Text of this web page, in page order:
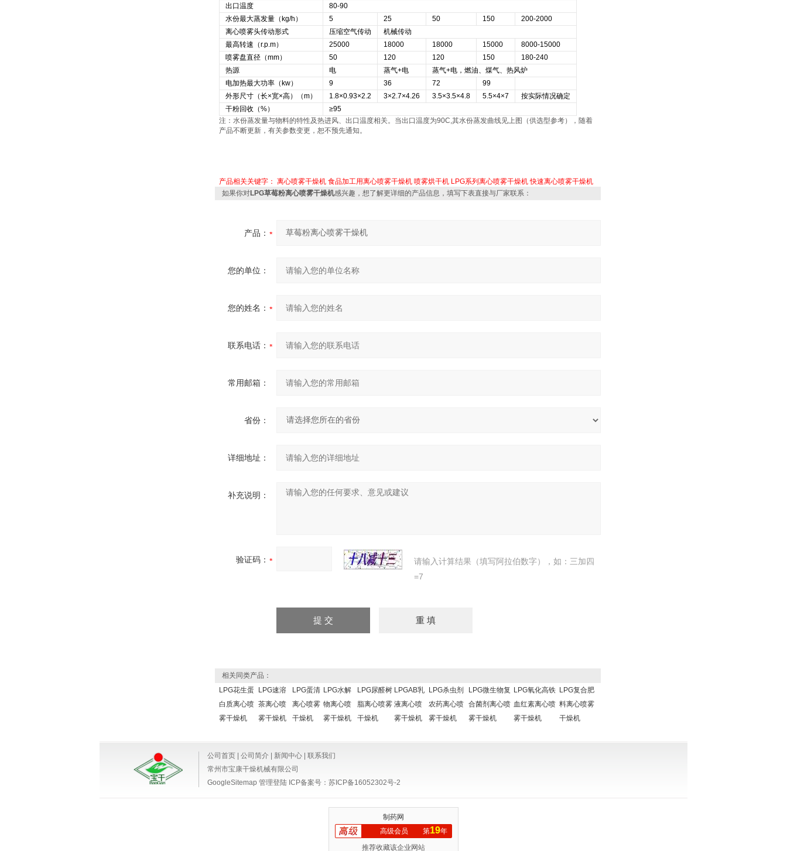
出口温度
80-90
水份最大蒸发量（kg/h）
5 25 50 150
200-2000
离心喷雾头传动形式
压缩空气传动
机械传动
最高转速（r.p.m）
25000 18000 18000 15000
8000-15000
喷雾盘直径（mm）
50 120 120 150
180-240
热源
电 蒸气+电
蒸气+电，燃油、煤气、热风炉
电加热最大功率（kw）
9 36 72
99
外形尺寸（长×宽×高）（m）
1.8×0.93×2.2 3×2.7×4.26 3.5×3.5×4.8 5.5×4×7
按实际情况确定
干粉回收（%）
≥95
注：水份蒸发量与物料的特性及热进风、出口温度相关。当出口温度为90C,其水份蒸发曲线见上图（供选型参考），随着
产品不断更新，有关参数变更，恕不预先通知。
产品相关关键字： 离心喷雾干燥机 食品加工用离心喷雾干燥机 喷雾烘干机 LPG系列离心喷雾干燥机 快速离心喷雾干燥机
如果你对LPG草莓粉离心喷雾干燥机感兴趣，想了解更详细的产品信息，填写下表直接与厂家联系：
产品：
您的单位：
您的姓名：
联系电话：
常用邮箱：
省份：
详细地址：
补充说明：
验证码：
请输入计算结果（填写阿拉伯数字），如：三加四
=7
相关同类产品：
LPG花生蛋
白质离心喷
雾干燥机
LPG速溶
茶离心喷
雾干燥机
LPG蛋清
离心喷雾
干燥机
LPG水解
物离心喷
雾干燥机
LPG尿醛树
脂离心喷雾
干燥机
LPGAB乳
液离心喷
雾干燥机
LPG杀虫剂
农药离心喷
雾干燥机
LPG微生物复
合菌剂离心喷
雾干燥机
LPG氧化高铁
血红素离心喷
雾干燥机
LPG复合肥
料离心喷雾
干燥机
公司首页 公司简介 新闻中心
联系我们
常州市宝康干燥机械有限公司
GoogleSitemap 管理登陆 ICP备案号： 苏ICP备16052302号-2
制药网
高级会员
第19年
推荐收藏该企业网站